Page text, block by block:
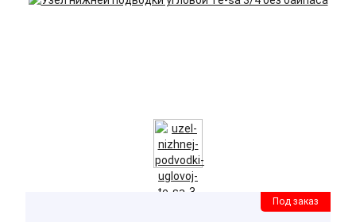
Под заказ